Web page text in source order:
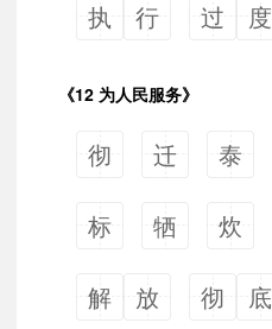
执 行 过 度
《12 为人民服务》
彻 迁 泰
标 牺 炊
解 放 彻 底